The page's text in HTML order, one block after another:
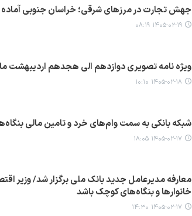
جهش تجارت در مرزهای شرقی؛ خراسان جنوبی
۱۴۰۵-۰۲-۱۹ ۰۸:۱۹
ویژه نامه تصویری دوازدهم الی هجدهم اردیبهشت ماه
۱۴۰۵-۰۲-۱۸ ۱۰:۱۰
شبکه بانکی به سمت وام‌های خرد و تامین مالی
۱۴۰۵-۰۲-۱۷ ۱۸:۰۵
معارفه مدیرعامل جدید بانک ملی برگزار شد/ وزیر
خانوارها و بنگاه‌های کوچک باشد
۱۴۰۵-۰۲-۱۷ ۱۴:۳۰